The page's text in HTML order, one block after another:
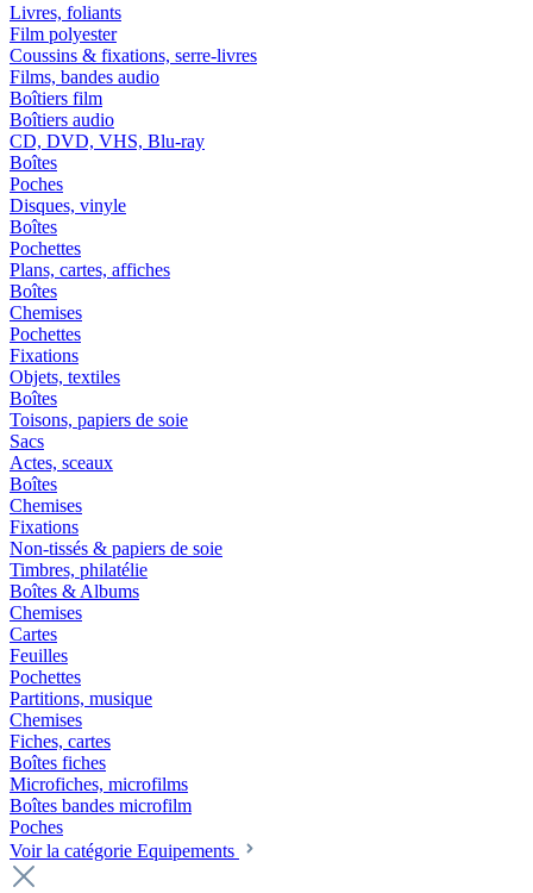
Livres, foliants
Film polyester
Coussins & fixations, serre-livres
Films, bandes audio
Boîtiers film
Boîtiers audio
CD, DVD, VHS, Blu-ray
Boîtes
Poches
Disques, vinyle
Boîtes
Pochettes
Plans, cartes, affiches
Boîtes
Chemises
Pochettes
Fixations
Objets, textiles
Boîtes
Toisons, papiers de soie
Sacs
Actes, sceaux
Boîtes
Chemises
Fixations
Non-tissés & papiers de soie
Timbres, philatélie
Boîtes & Albums
Chemises
Cartes
Feuilles
Pochettes
Partitions, musique
Chemises
Fiches, cartes
Boîtes fiches
Microfiches, microfilms
Boîtes bandes microfilm
Poches
Voir la catégorie Equipements